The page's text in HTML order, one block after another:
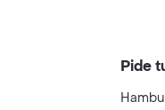
Pide